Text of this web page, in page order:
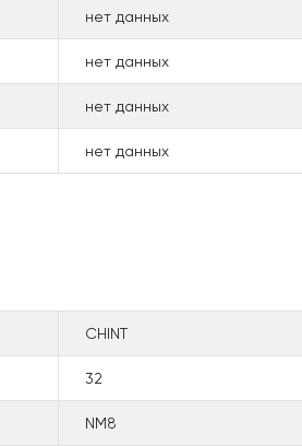
нет данных
нет данных
нет данных
нет данных
CHINT
32
NM8